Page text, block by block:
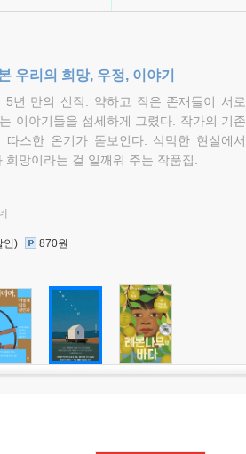
우리의 희망, 우정, 이야기
5년 만의 신작. 약하고 작은 존재들이 서로
이야기들을 섬세하게 그렸다. 작가의 기존
따스한 온기가 돋보인다. 삭막한 현실에서
희망이라는 걸 일깨워 주는 작품집.
인) 870원